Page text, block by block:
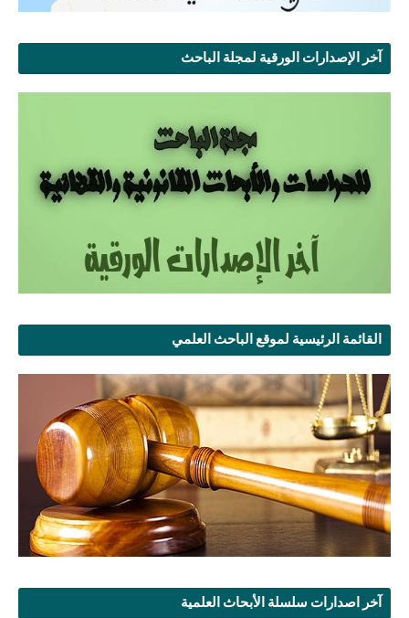
آخر الإصدارات الورقية لمجلة الباحث
القائمة الرئيسية لموقع الباحث العلمي
آخر اصدارات سلسلة الأبحاث العلمية